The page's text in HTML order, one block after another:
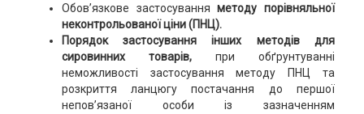
Обов’язкове застосуванняметоду порівняльної
неконтрольованої ціни (ПНЦ).
Порядок застосування інших методів для
сировинних товарів,при обґрунтуванні
неможливості застосування методу ПНЦ та
розкриття ланцюгу постачання до першої
непов’язаної особи із зазначенням